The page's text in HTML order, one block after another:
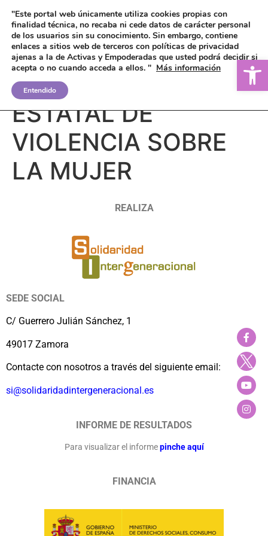
OBSERVATORIO
ESTATAL DE
VIOLENCIA SOBRE
LA MUJER
REALIZA
SEDE SOCIAL
C/ Guerrero Julián Sánchez, 1
49017 Zamora
Contacte con nosotros a través del siguiente email:
si@solidaridadintergeneracional.es
INFORME DE RESULTADOS
Para visualizar el informe pinche aquí
FINANCIA
"Este portal web únicamente utiliza cookies propias con
finalidad técnica, no recaba ni cede datos de carácter personal
de los usuarios sin su conocimiento. Sin embargo, contiene
enlaces a sitios web de terceros con políticas de privacidad
ajenas a la de Activas y Empoderadas que usted podrá decidir si
acepta o no cuando acceda a ellos. " Más información
Entendido